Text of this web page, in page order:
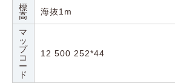
標
高
海抜1m
マ
ッ
プ
コ
ー
ド
12 500 252*44